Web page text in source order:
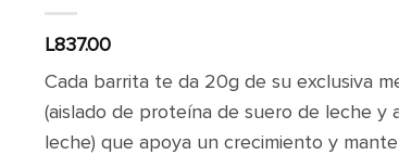
L837.00
Cada barrita te da 20g de su exclusiva
(aislado de proteína de suero de leche y
leche) que apoya un crecimiento y